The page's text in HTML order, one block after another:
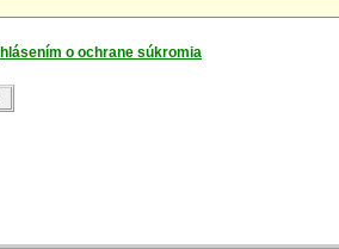
o ochrane súkromia